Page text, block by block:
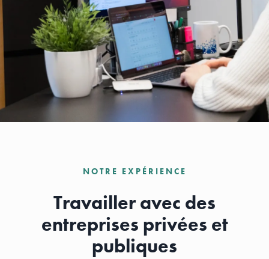
NOTRE EXPÉRIENCE
Travailler avec des
entreprises privées et
publiques